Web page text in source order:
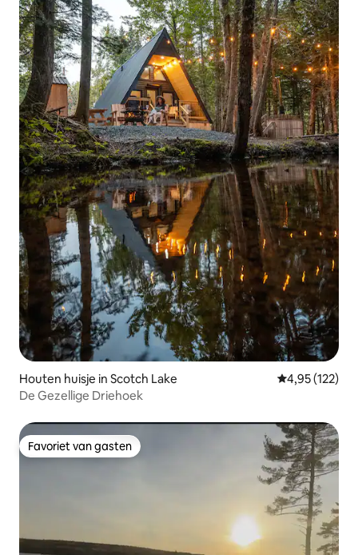
Houten huisje in Scotch Lake Gemiddelde
4,95 (122)
De Gezellige Driehoek
Favoriet van gasten
Favoriet van gasten